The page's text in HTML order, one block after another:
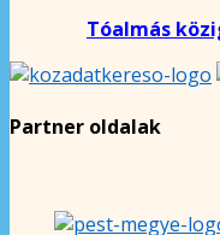
Tóalmás
Partner oldalak